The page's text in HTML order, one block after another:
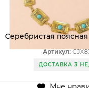
Серебристая
Артикул:
ДОСТАВКА 3